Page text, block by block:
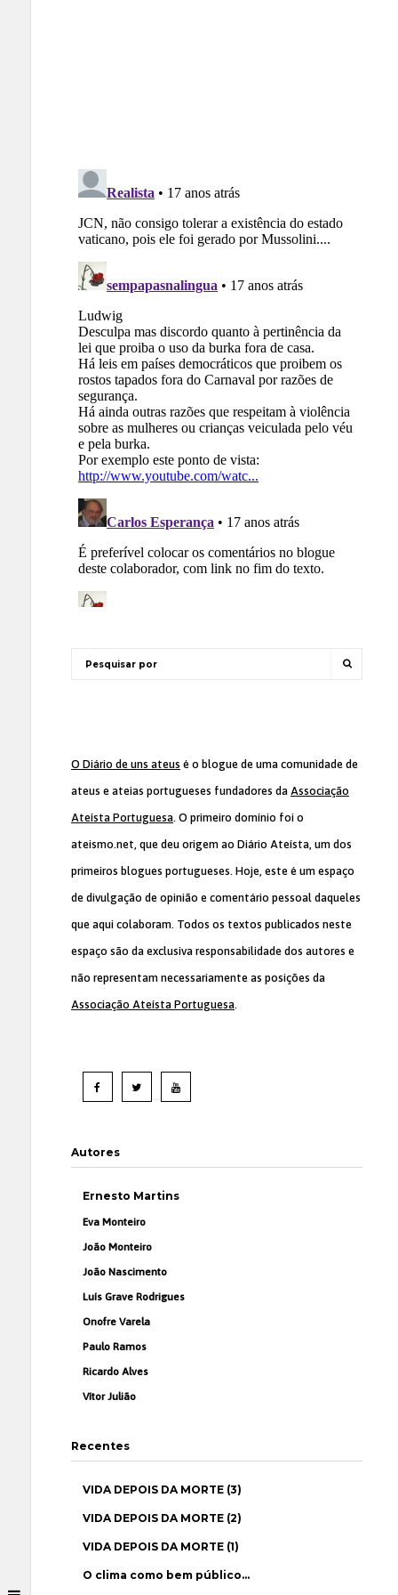
O Diário de uns ateus é o blogue de uma comunidade de
ateus e ateias portugueses fundadores da Associação
Ateísta Portuguesa. O primeiro domínio foi o
ateismo.net, que deu origem ao Diário Ateísta, um dos
primeiros blogues portugueses. Hoje, este é um espaço
de divulgação de opinião e comentário pessoal daqueles
que aqui colaboram. Todos os textos publicados neste
espaço são da exclusiva responsabilidade dos autores e
não representam necessariamente as posições da
Associação Ateísta Portuguesa.
Autores
Ernesto Martins
Eva Monteiro
João Monteiro
João Nascimento
Luís Grave Rodrigues
Onofre Varela
Paulo Ramos
Ricardo Alves
Vítor Julião
Recentes
VIDA DEPOIS DA MORTE (3)
VIDA DEPOIS DA MORTE (2)
VIDA DEPOIS DA MORTE (1)
O clima como bem público…